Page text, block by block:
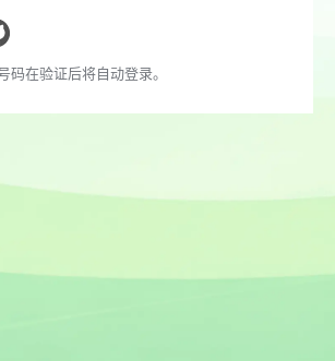
码在验证后将自动登录。